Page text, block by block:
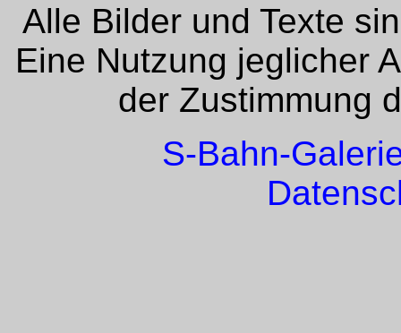
Alle Bilder und Texte
Eine Nutzung jeglicher
der Zustimmung
S-Bahn-